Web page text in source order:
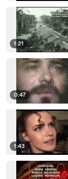
1:21
0:47
1:43